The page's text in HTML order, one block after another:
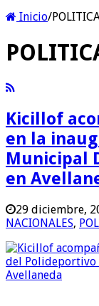
Inicio/
Kicillof
en la
Municipal
en
29 diciembre,
NACIONALES,